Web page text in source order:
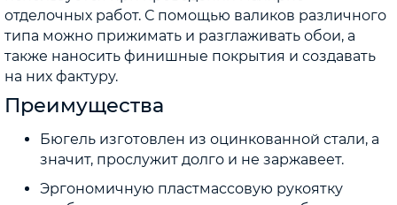
отделочных работ. С помощью валиков различного
типа можно прижимать и разглаживать обои, а
также наносить финишные покрытия и создавать
на них фактуру.
Преимущества
Бюгель изготовлен из оцинкованной стали, а
значит, прослужит долго и не заржавеет.
Эргономичную пластмассовую рукоятку